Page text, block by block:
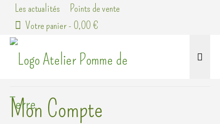
Les actualités
Points de vente
Votre panier- 0,00€
Mon Compte